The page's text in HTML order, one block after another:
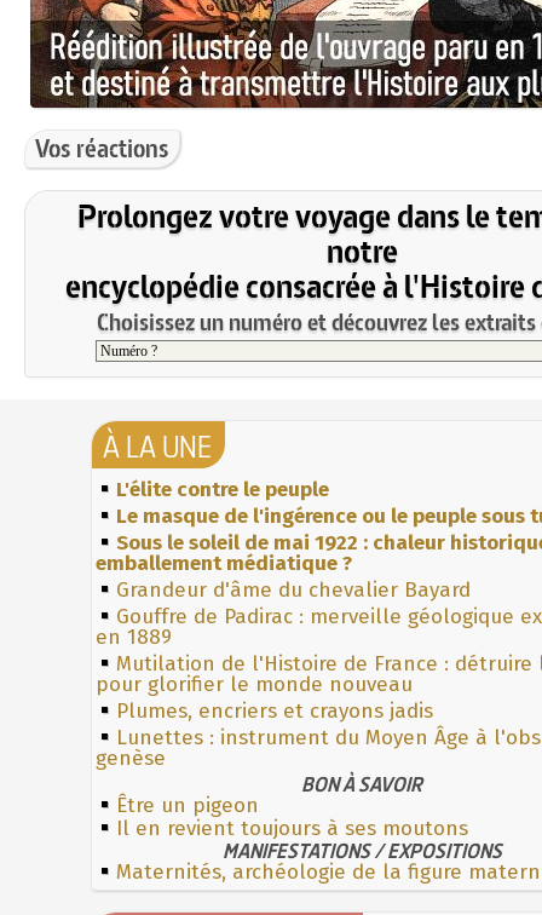
Vos réactions
Prolongez votre voyage dans le
notre
encyclopédie consacrée à l'Histoire
Choisissez un numéro et découvrez les
À LA UNE
L'élite contre le peuple
Le masque de l'ingérence ou le peuple sous
Sous le soleil de mai 1922 : chaleur
emballement médiatique ?
Grandeur d'âme du chevalier Bayard
Gouffre de Padirac : merveille géologique
en 1889
Mutilation de l'Histoire de France : détruire
pour glorifier le monde nouveau
Plumes, encriers et crayons jadis
Lunettes : instrument du Moyen Âge à
genèse
BON À SAVOIR
Être un pigeon
Il en revient toujours à ses moutons
MANIFESTATIONS / EXPOSITIONS
Maternités, archéologie de la figure